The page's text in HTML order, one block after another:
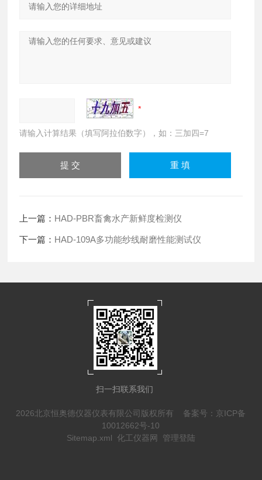
请输入计算结果（填写阿拉伯数字），如：三加四=7
上一篇： HAD-PBR畜禽水产新鲜度检测仪
下一篇： HAD-109A多功能纱线耐磨性能测试仪
扫一扫联系我们
2026北京恒奥德仪器仪表有限公司版权所有 备案号：京ICP备
10012662号-10
Sitemap.xml 化工仪器网 管理登陆